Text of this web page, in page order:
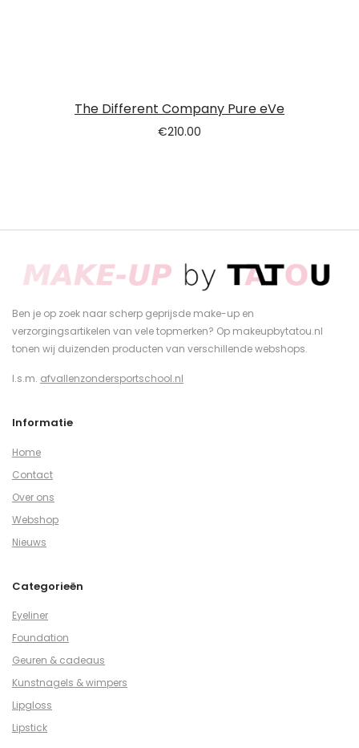
The Different Company Pure eVe
€210.00
Ben je op zoek naar scherp geprijsde make-up en
verzorgingsartikelen van vele topmerken? Op makeupbytatou.nl
tonen wij duizenden producten van verschillende webshops.
I.s.m. afvallenzondersportschool.nl
Informatie
Home
Contact
Over ons
Webshop
Nieuws
Categorieën
Eyeliner
Foundation
Geuren & cadeaus
Kunstnagels & wimpers
Lipgloss
Lipstick